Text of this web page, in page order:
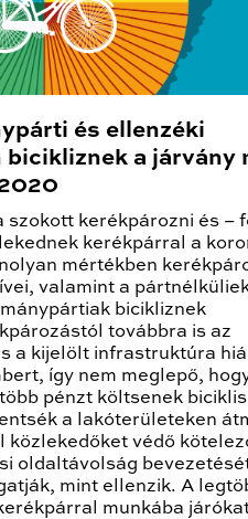
és ellenzéki
bicikliznek a járvány
szokott kerékpározni és –
kerékpárral a
mértékben
valamint a
bicikliznek
továbbra is az
a kijelölt infrastruktúra
így nem meglepő,
pénzt költsenek biciklis
a lakóterületeken
közlekedőket védő
oldaltávolság
mint ellenzik. A
munkába